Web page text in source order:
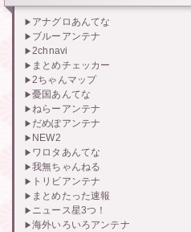
アナグロあんてな
ブルーアンテナ
2chnavi
まとめチェッカー
2ちゃんマップ
憂国あんてな
ねらーアンテナ
だめぽアンテナ
NEW2
ワロタあんてな
我無ちゃんねる
トリビアンテナ
まとめたった速報
ニュース星3つ！
海外いろいろアンテナ